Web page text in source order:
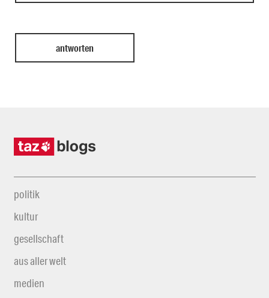
politik
kultur
gesellschaft
aus aller welt
medien